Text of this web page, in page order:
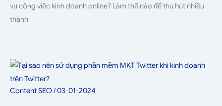
vụ công việc kinh doanh online? Làm thế nào để thu hút nhiều
thành
Content SEO/03-01-2024